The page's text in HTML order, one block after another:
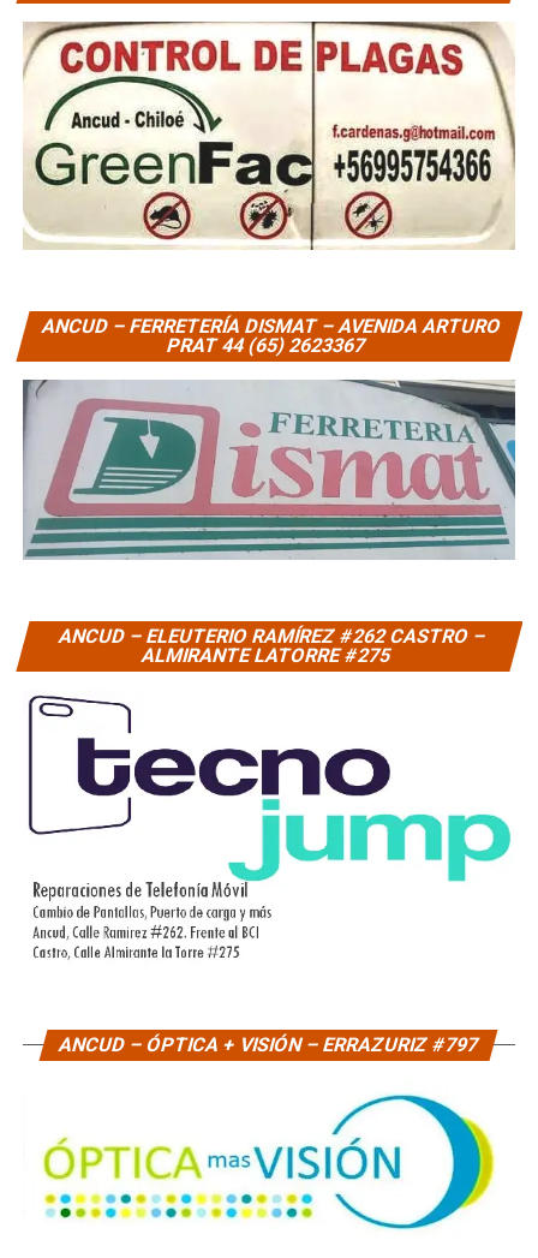
ANCUD – FERRETERÍA DISMAT – AVENIDA ARTURO
PRAT 44 (65) 2623367
ANCUD – ELEUTERIO RAMÍREZ #262 CASTRO –
ALMIRANTE LATORRE #275
ANCUD – ÓPTICA + VISIÓN – ERRAZURIZ #797